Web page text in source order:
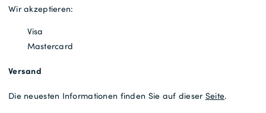
Wir akzeptieren:
Visa
Mastercard
Versand
Die neuesten Informationen finden Sie auf dieser Seite.